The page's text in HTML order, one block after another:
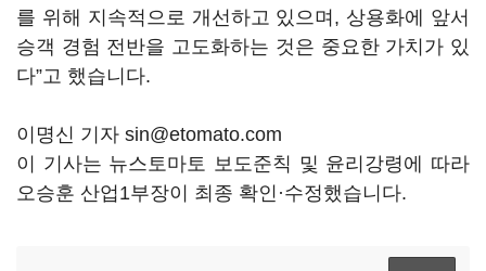
를 위해 지속적으로 개선하고 있으며, 상용화에 앞서
승객 경험 전반을 고도화하는 것은 중요한 가치가 있
다”고 했습니다.
이명신 기자 sin@etomato.com
이 기사는 뉴스토마토 보도준칙 및 윤리강령에 따라
오승훈 산업1부장이 최종 확인·수정했습니다.